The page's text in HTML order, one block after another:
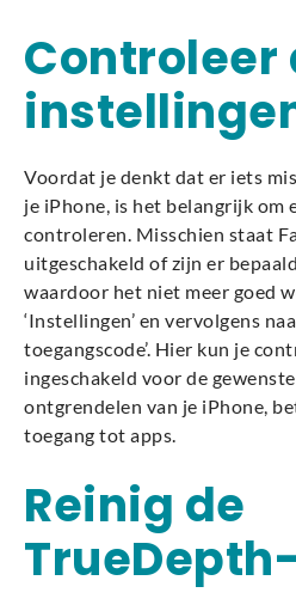
Controleer
Voordat je denkt dat er iets
je iPhone, is het belangrijk om
controleren. Misschien staat
uitgeschakeld of zijn er
waardoor het niet meer goed
‘Instellingen’ en vervolgens
toegangscode’. Hier kun je
ingeschakeld voor de
ontgrendelen van je iPhone,
toegang tot apps.
Reinig de